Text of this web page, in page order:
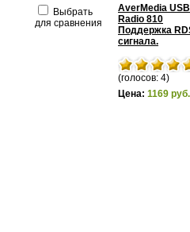
Выбрать
для сравнения
AverMedia USB
Radio 810
Поддержка
сигнала.
(голосов: 4)
Цена: 1169 руб.